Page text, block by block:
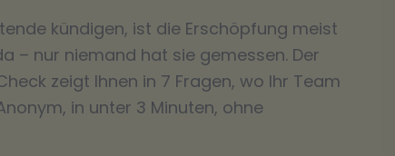
kündigen, ist die Erschöpfung meist
– nur niemand hat sie gemessen. Der
zeigt Ihnen in 7 Fragen, wo Ihr Team
in unter 3 Minuten, ohne